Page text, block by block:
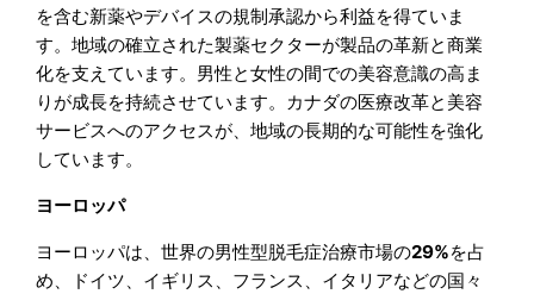
を含む新薬やデバイスの規制承認から利益を得ていま
す。地域の確立された製薬セクターが製品の革新と商業
化を支えています。男性と女性の間での美容意識の高ま
りが成長を持続させています。カナダの医療改革と美容
サービスへのアクセスが、地域の長期的な可能性を強化
しています。
ヨーロッパ
ヨーロッパは、世界の男性型脱毛症治療市場の29%を占
め、ドイツ、イギリス、フランス、イタリアなどの国々